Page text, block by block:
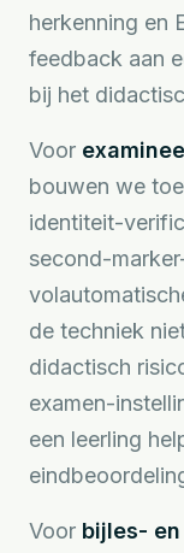
herkenning en
feedback aan
bij het
Voor
bouwen we
identiteit-
second-
de techniek
didactisch
examen-
een leerling
Voor bijles-